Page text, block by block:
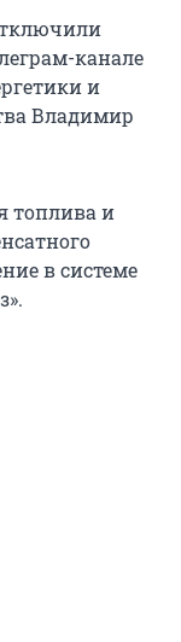
канале
и
Владимир
топлива и
в системе